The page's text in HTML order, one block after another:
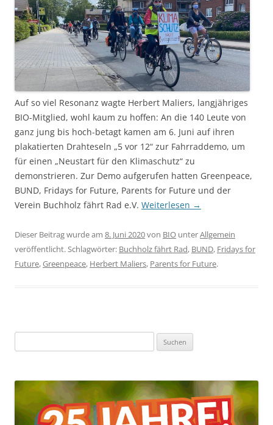
Auf so viel Resonanz wagte Herbert Maliers, langjähriges
BIO-Mitglied, wohl kaum zu hoffen: An die 140 Leute von
ganz jung bis hoch-betagt kamen am 6. Juni auf ihren
plakatierten Drahteseln „5 vor 12“ zur Fahrraddemo, um
für einen „Neustart für den Klimaschutz“ zu
demonstrieren. Zur Demo aufgerufen hatten Greenpeace,
BUND, Fridays for Future, Parents for Future und der
Verein Buchholz fährt Rad e.V. Weiterlesen →
Dieser Beitrag wurde am 8. Juni 2020von BIO unterAllgemein
veröffentlicht. Schlagwörter: Buchholz fährt Rad, BUND, Fridays for
Future,Greenpeace, Herbert Maliers, Parents for Future.
nach: